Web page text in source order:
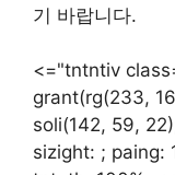
기 바랍니다.
<="tntntiv
grant(rg(233,
soli(142, 59,
sizight: ; paing: